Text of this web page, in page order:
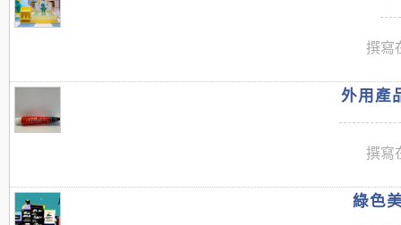
撰寫
外用產
撰寫
綠色